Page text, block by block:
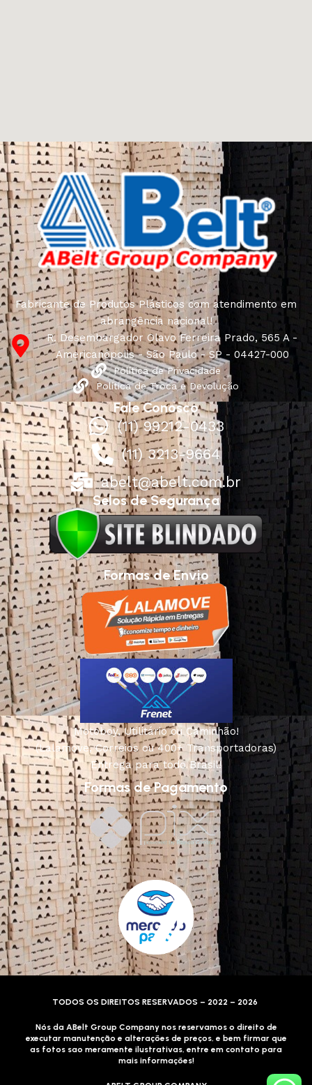
Fabricante de Produtos Plásticos com atendimento em
abrangência nacional!
R. Desembargador Olavo Ferreira Prado, 565 A -
Americanópolis - São Paulo - SP - 04427-000
Política de Privacidade
Política de Troca e Devolução
Fale Conosco
(11) 99212-0433
(11) 3213-9664
abelt@abelt.com.br
Selos de Segurança
Formas de Envio
Motoboy, Utilitário ou Caminhão!
(Lalamove, Correios ou 400+ Transportadoras)
Entrega para todo Brasil!
Formas de Pagamento
TODOS OS DIREITOS RESERVADOS – 2022 – 2026
Nós da ABelt Group Company nos reservamos o direito de
executar manutenção e alterações de preços, e bem firmar que
as fotos sao meramente ilustrativas, entre em contato para
mais informações!